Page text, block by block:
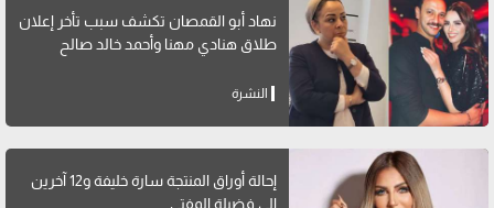
نهاد أبو القمصان تكشف سبب تأخر إعلان
طلاق هنادي مهنا وأحمد خالد صالح
النشرة
إحالة أوراق المنتجة سارة خليفة و12 آخرين
إلى فضيلة المفتي